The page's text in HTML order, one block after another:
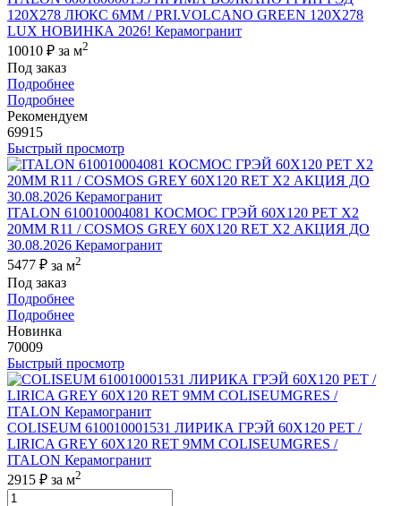
120X278 ЛЮКС 6ММ / PRI.VOLCANO GREEN 120X278
LUX НОВИНКА 2026! Керамогранит
10010 ₽ за м2
Под заказ
Подробнее
Подробнее
Рекомендуем
69915
Быстрый просмотр
ITALON 610010004081 КОСМОС ГРЭЙ 60X120 РЕТ Х2
20MM R11 / COSMOS GREY 60X120 RET X2 АКЦИЯ ДО
30.08.2026 Керамогранит
5477 ₽ за м2
Под заказ
Подробнее
Подробнее
Новинка
70009
Быстрый просмотр
COLISEUM 610010001531 ЛИРИКА ГРЭЙ 60X120 РЕТ /
LIRICA GREY 60X120 RET 9MM COLISEUMGRES /
ITALON Керамогранит
2915 ₽ за м2